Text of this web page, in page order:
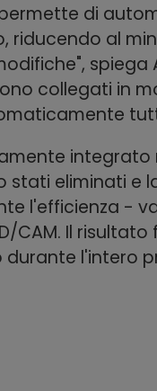
di
al
spiega
collegati in
integrato
stati eliminati e
l'efficienza -
CAM. Il risultato
l'intero